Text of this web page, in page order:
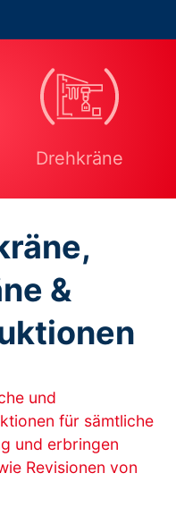
Drehkräne
&
und
für sämtliche
und erbringen
Revisionen von